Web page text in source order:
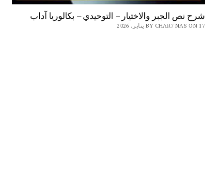
شرح نص الجبر والاختيار – التوحيدي – بكالوريا آداب
BY CHAR7 NAS ON 17 يناير، 2026